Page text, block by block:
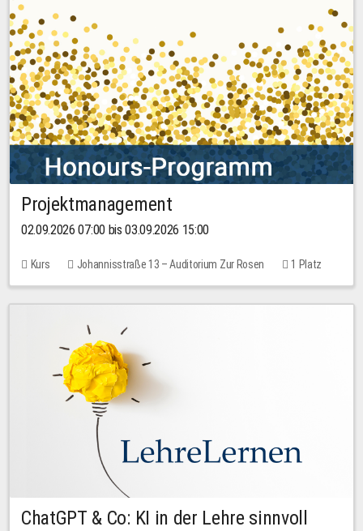
Projektmanagement
02.09.2026 07:00 bis 03.09.2026 15:00
Kurs Johannisstraße 13 – Auditorium Zur Rosen 1 Platz
ChatGPT & Co: KI in der Lehre sinnvoll